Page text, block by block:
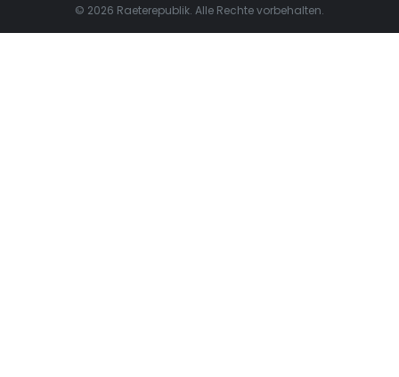
© 2026 Raeterepublik. Alle Rechte vorbehalten.